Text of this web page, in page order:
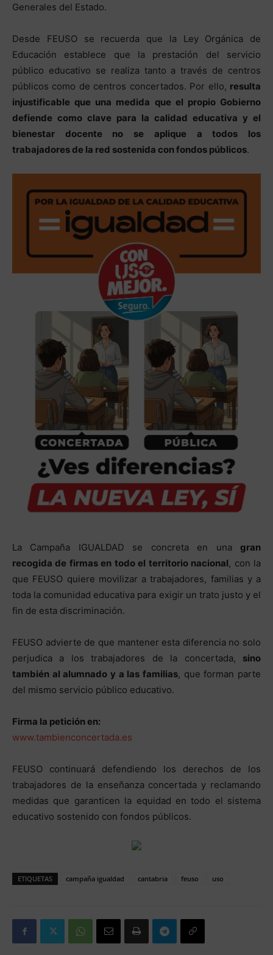
Generales del Estado.
Desde FEUSO se recuerda que la Ley Orgánica de
Educación establece que la prestación del servicio
público educativo se realiza tanto a través de centros
públicos como de centros concertados. Por ello, resulta
injustificable que una medida que el propio Gobierno
defiende como clave para la calidad educativa y el
bienestar docente no se aplique a todos los
trabajadores de la red sostenida con fondos públicos.
La Campaña IGUALDAD se concreta en una gran
recogida de firmas en todo el territorio nacional, con la
que FEUSO quiere movilizar a trabajadores, familias y a
toda la comunidad educativa para exigir un trato justo y el
fin de esta discriminación.
FEUSO advierte de que mantener esta diferencia no solo
perjudica a los trabajadores de la concertada, sino
también al alumnado y a las familias, que forman parte
del mismo servicio público educativo.
Firma la petición en:
www.tambienconcertada.es
FEUSO continuará defendiendo los derechos de los
trabajadores de la enseñanza concertada y reclamando
medidas que garanticen la equidad en todo el sistema
educativo sostenido con fondos públicos.
ETIQUETAS campaña igualdad cantabria feuso uso